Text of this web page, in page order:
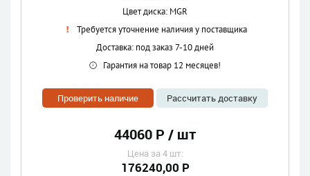
Цвет диска: MGR
Требуется уточнение наличия у поставщика
Доставка: под заказ 7-10 дней
Гарантия на товар 12 месяцев!
Проверить наличие Рассчитать доставку
44060 Р / шт
Цена за 4 шт:
176240,00 Р